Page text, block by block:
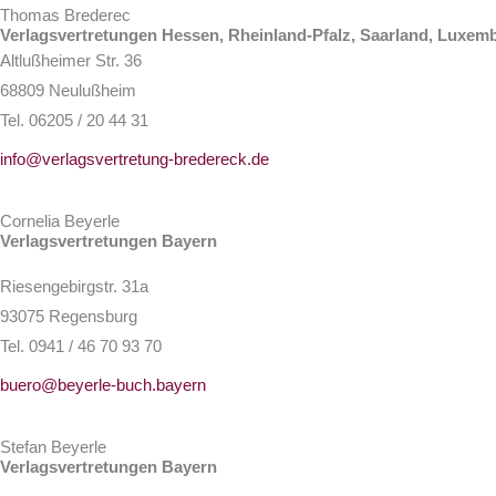
Thomas Brederec
Verlagsvertretungen Hessen, Rheinland-Pfalz, Saarland,
Altlußheimer Str. 36
68809 Neulußheim
Tel. 06205 / 20 44 31
info@verlagsvertretung-bredereck.de
Cornelia Beyerle
Verlagsvertretungen Bayern
Riesengebirgstr. 31a
93075 Regensburg
Tel. 0941 / 46 70 93 70
buero@beyerle-buch.bayern
Stefan Beyerle
Verlagsvertretungen Bayern